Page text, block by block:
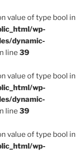
value of type bool in
wp-
dynamic-
line 39
value of type bool in
wp-
dynamic-
line 39
value of type bool in
wp-